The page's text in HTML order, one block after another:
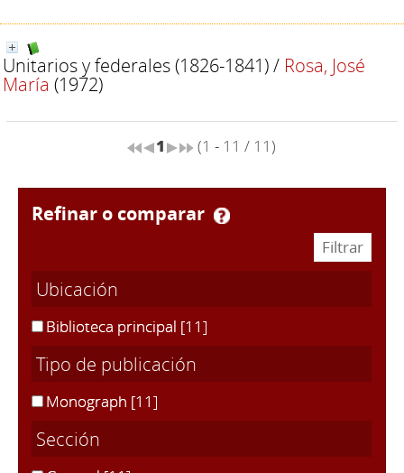
Unitarios y federales (1826-1841)/ Rosa, José
María (1972)
1 (1 - 11 / 11)
refinar o comparar
Ubicación
Biblioteca principal [11]
Tipo de publicación
Monograph [11]
Sección